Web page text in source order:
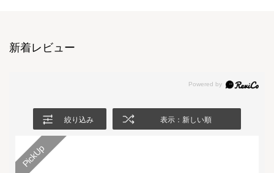
新着レビュー
絞り込み 表示：新しい順